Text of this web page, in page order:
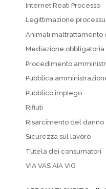
Internet Reati Processo
Legittimazione
Animali maltrattamento
Mediazione obbligatoria
Procedimento
Pubblica
Pubblico impiego
Rifiuti
Risarcimento del danno
Sicurezza sul lavoro
Tutela dei consumatori
VIA VAS AIA VIG